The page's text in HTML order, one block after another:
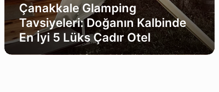
Çanakkale Glamping
Tavsiyeleri: Doğanın Kalbinde
En İyi 5 Lüks Çadır Otel